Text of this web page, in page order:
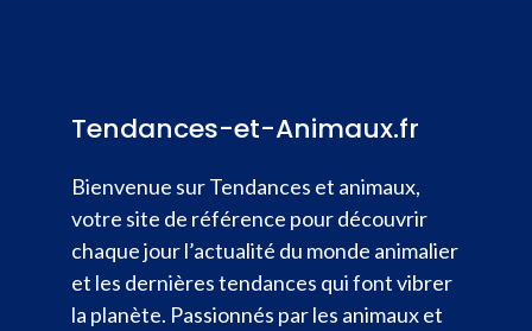
Tendances-et-Animaux.fr
Bienvenue sur Tendances et animaux,
votre site de référence pour découvrir
chaque jour l’actualité du monde animalier
et les dernières tendances qui font vibrer
la planète. Passionnés par les animaux et